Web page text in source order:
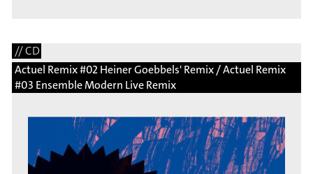
// CD
Actuel Remix #02 Heiner Goebbels' Remix / Actuel Remix
#03 Ensemble Modern Live Remix